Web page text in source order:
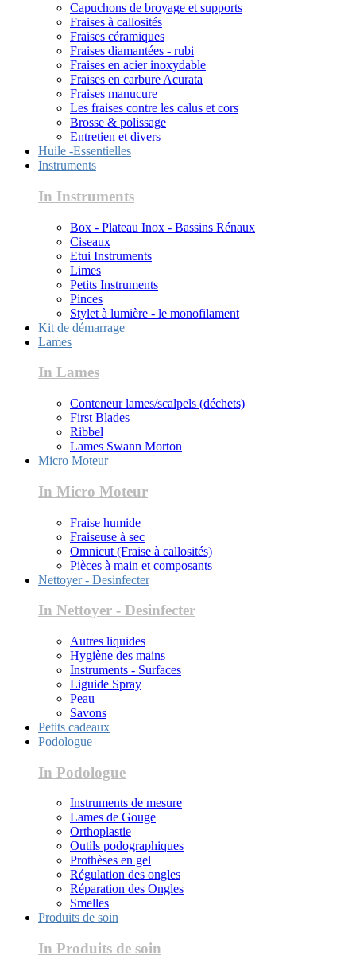
Capuchons de broyage et supports
Fraises à callosités
Fraises céramiques
Fraises diamantées - rubi
Fraises en acier inoxydable
Fraises en carbure Acurata
Fraises manucure
Les fraises contre les calus et cors
Brosse & polissage
Entretien et divers
Huile -Essentielles
Instruments
In Instruments
Box - Plateau Inox - Bassins Rénaux
Ciseaux
Etui Instruments
Limes
Petits Instruments
Pinces
Stylet à lumière - le monofilament
Kit de démarrage
Lames
In Lames
Conteneur lames/scalpels (déchets)
First Blades
Ribbel
Lames Swann Morton
Micro Moteur
In Micro Moteur
Fraise humide
Fraiseuse à sec
Omnicut (Fraise à callosités)
Pièces à main et composants
Nettoyer - Desinfecter
In Nettoyer - Desinfecter
Autres liquides
Hygiène des mains
Instruments - Surfaces
Liguide Spray
Peau
Savons
Petits cadeaux
Podologue
In Podologue
Instruments de mesure
Lames de Gouge
Orthoplastie
Outils podographiques
Prothèses en gel
Régulation des ongles
Réparation des Ongles
Smelles
Produits de soin
In Produits de soin